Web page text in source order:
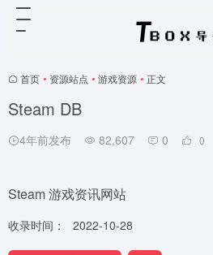
首页 • 资源站点 • 游戏资源 • 正文
Steam DB
4年前发布 82,607 0 0
Steam 游戏资讯网站
收录时间： 2022-10-28